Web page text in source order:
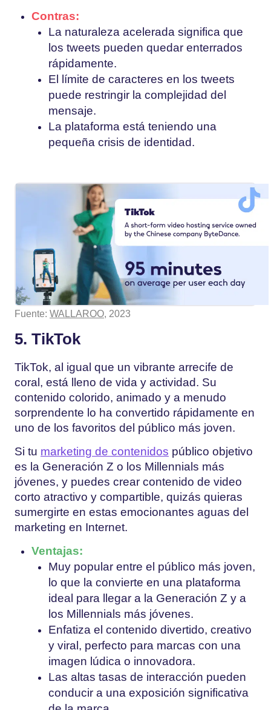
Contras:
La naturaleza acelerada significa que
los tweets pueden quedar enterrados
rápidamente.
El límite de caracteres en los tweets
puede restringir la complejidad del
mensaje.
La plataforma está teniendo una
pequeña crisis de identidad.
Fuente: WALLAROO, 2023
5. TikTok
TikTok, al igual que un vibrante arrecife de
coral, está lleno de vida y actividad. Su
contenido colorido, animado y a menudo
sorprendente lo ha convertido rápidamente en
uno de los favoritos del público más joven.
Si tu marketing de contenidos público objetivo
es la Generación Z o los Millennials más
jóvenes, y puedes crear contenido de video
corto atractivo y compartible, quizás quieras
sumergirte en estas emocionantes aguas del
marketing en Internet.
Ventajas:
Muy popular entre el público más joven,
lo que la convierte en una plataforma
ideal para llegar a la Generación Z y a
los Millennials más jóvenes.
Enfatiza el contenido divertido, creativo
y viral, perfecto para marcas con una
imagen lúdica o innovadora.
Las altas tasas de interacción pueden
conducir a una exposición significativa